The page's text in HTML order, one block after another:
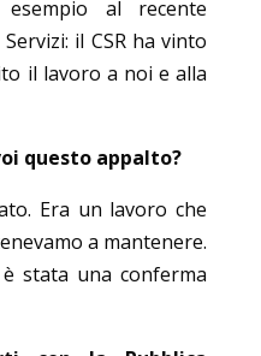
al recente
il CSR ha vinto
il lavoro a noi e alla
questo appalto?
Era un lavoro che
a mantenere.
stata una conferma